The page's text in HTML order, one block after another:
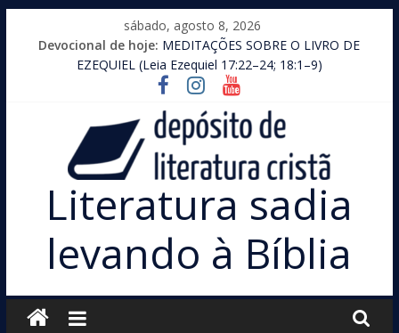
sábado, agosto 8, 2026
Devocional de hoje: MEDITAÇÕES SOBRE O LIVRO DE
EZEQUIEL (Leia Ezequiel 17:22–24; 18:1–9)
Literatura sadia
levando à Bíblia